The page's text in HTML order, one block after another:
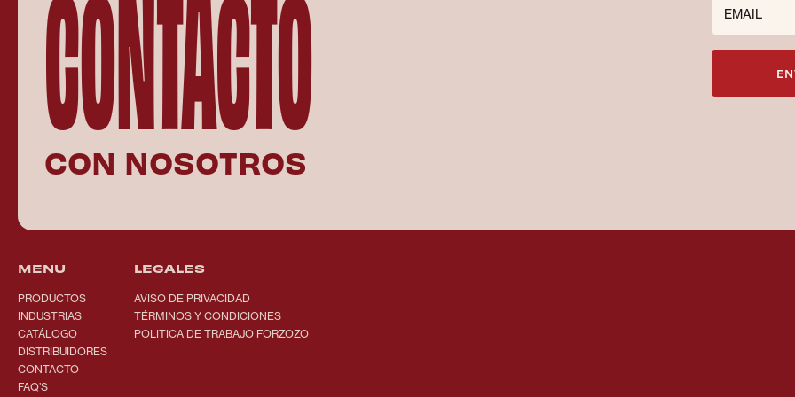
CONTACTO
CON NOSOTROS
EMAIL
MENU
PRODUCTOS
INDUSTRIAS
CATÁLOGO
DISTRIBUIDORES
CONTACTO
FAQ’S
LEGALES
AVISO DE PRIVACIDAD
TÉRMINOS Y CONDICIONES
POLITICA DE TRABAJO FORZOZO